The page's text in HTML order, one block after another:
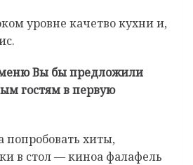
уровне качетво кухни и,
Вы бы предложили
гостям в первую
хиты,
в стол — киноа фалафель